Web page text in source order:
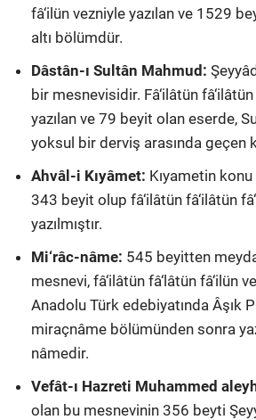
fâ‘ilün vezniyle yazılan ve 1529
altı bölümdür.
Dâstân-ı Sultân Mahmud:
bir mesnevisidir. Fâ‘ilâtün
yazılan ve 79 beyit olan eserde,
yoksul bir derviş arasında geçen
Ahvâl-i Kıyâmet: Kıyametin
343 beyit olup fâ‘ilâtün fâ‘ilâtün
yazılmıştır.
Mi‘râc-nâme: 545 beyitten
mesnevi, fâ‘ilâtün fâ‘lâtün fâ‘ilün
Anadolu Türk edebiyatında Âşık
miraçnâme bölümünden sonra
nâmedir.
Vefât-ı Hazreti Muhammed
olan bu mesnevinin 356 beyti